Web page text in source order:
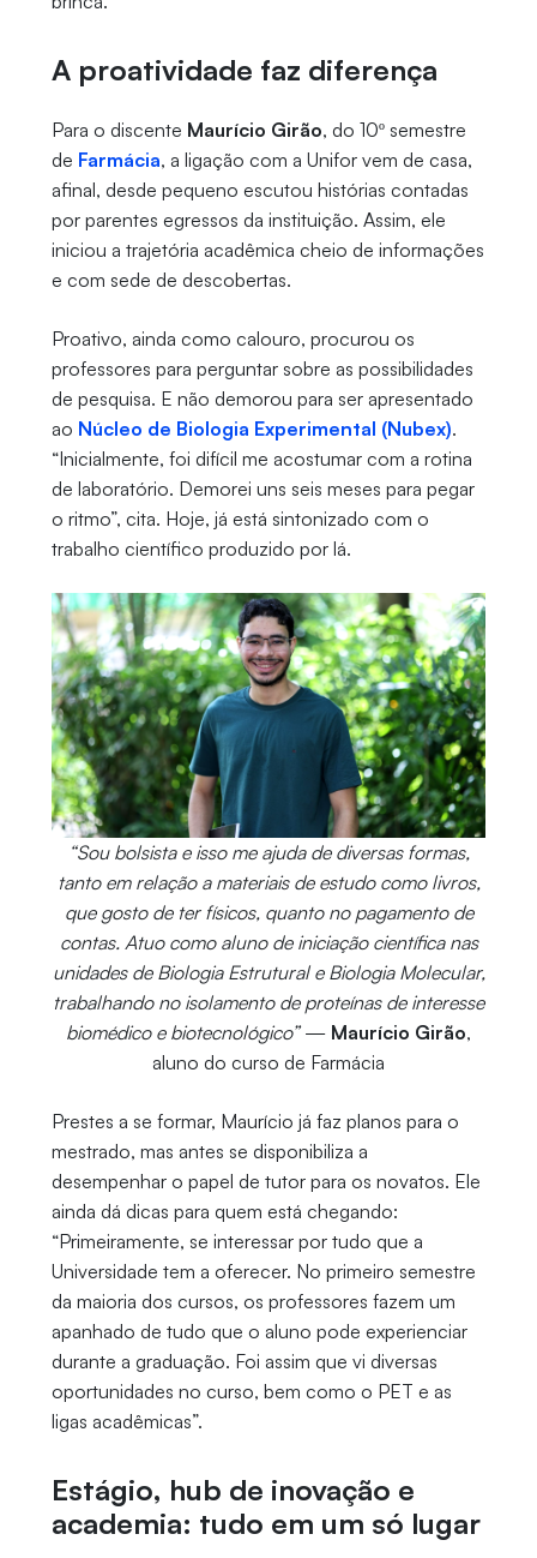
A proatividade faz diferença
Para o discente Maurício Girão, do 10º semestre
de Farmácia, a ligação com a Unifor vem de casa,
afinal, desde pequeno escutou histórias contadas
por parentes egressos da instituição. Assim, ele
iniciou a trajetória acadêmica cheio de informações
e com sede de descobertas.
Proativo, ainda como calouro, procurou os
professores para perguntar sobre as possibilidades
de pesquisa. E não demorou para ser apresentado
ao Núcleo de Biologia Experimental (Nubex).
“Inicialmente, foi difícil me acostumar com a rotina
de laboratório. Demorei uns seis meses para pegar
o ritmo”, cita. Hoje, já está sintonizado com o
trabalho científico produzido por lá.
“Sou bolsista e isso me ajuda de diversas formas,
tanto em relação a materiais de estudo como livros,
que gosto de ter físicos, quanto no pagamento de
contas. Atuo como aluno de iniciação científica nas
unidades de Biologia Estrutural e Biologia Molecular,
trabalhando no isolamento de proteínas de interesse
biomédico e biotecnológico”— Maurício Girão,
aluno do curso de Farmácia
Prestes a se formar, Maurício já faz planos para o
mestrado, mas antes se disponibiliza a
desempenhar o papel de tutor para os novatos. Ele
ainda dá dicas para quem está chegando:
“Primeiramente, se interessar por tudo que a
Universidade tem a oferecer. No primeiro semestre
da maioria dos cursos, os professores fazem um
apanhado de tudo que o aluno pode experienciar
durante a graduação. Foi assim que vi diversas
oportunidades no curso, bem como o PET e as
ligas acadêmicas”.
Estágio, hub de inovação e
academia: tudo em um só lugar